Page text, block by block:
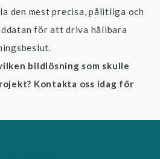
den mest precisa, pålitliga och
för att driva hållbara
bildlösning som skulle
Kontakta oss idag för